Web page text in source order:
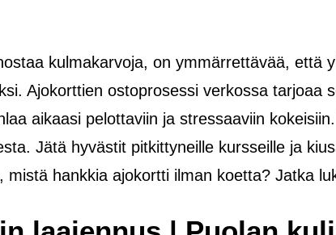
kulmakarvoja, on ymmärrettävää, että
Ajokorttien ostoprosessi verkossa
aikaasi pelottaviin ja stressaaviin
Jätä hyvästit pitkittyneille kursseille ja
hankkia ajokortti ilman koetta? Jatka